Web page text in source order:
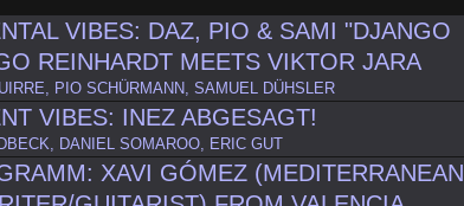
VIBES: DAZ, PIO & SAMI "DJANGO
REINHARDT MEETS VIKTOR JARA
PIO SCHÜRMANN, SAMUEL DÜHSLER
VIBES: INEZ ABGESAGT!
DANIEL SOMAROO, ERIC GUT
XAVI GÓMEZ (MEDITERRANEAN